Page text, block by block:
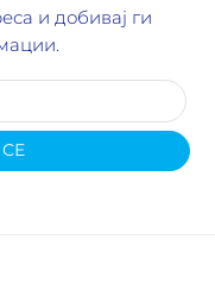
и добивај ги